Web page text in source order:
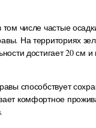
числе частые
На территориях
достигает 20 см
способствует
комфортное